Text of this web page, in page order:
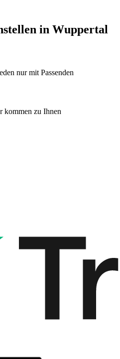
in Wuppertal
nur mit Passenden
kommen zu Ihnen